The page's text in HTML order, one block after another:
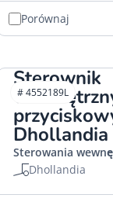
Porównaj
Sterownik
Dhollandia
Sterowania
Dhollandia
# 4552189L